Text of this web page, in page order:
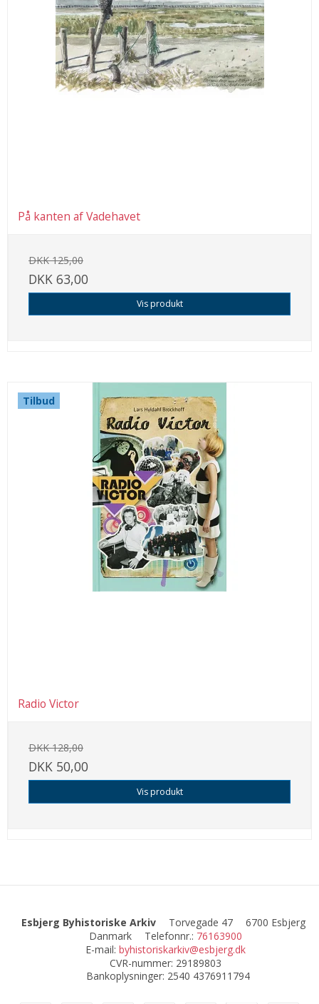
På kanten af Vadehavet
DKK 125,00
DKK 63,00
Vis produkt
Tilbud
Radio Victor
DKK 128,00
DKK 50,00
Vis produkt
Esbjerg Byhistoriske Arkiv Torvegade 47
6700 Esbjerg
Danmark
Telefonnr.: 76163900
E-mail: byhistoriskarkiv@esbjerg.dk
CVR-nummer: 29189803
Bankoplysninger: 2540 4376911794